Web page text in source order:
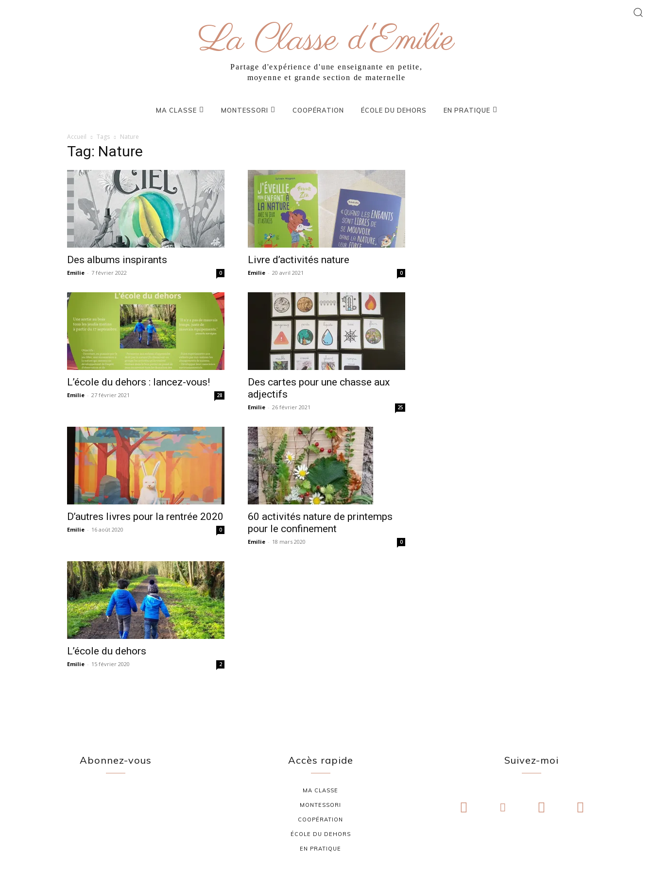
La Classe d'Emilie
Partage d'expérience d'une enseignante en petite,
moyenne et grande section de maternelle
MA CLASSE MONTESSORI COOPÉRATION ÉCOLE DU DEHORS EN PRATIQUE
Accueil Tags Nature
Tag: Nature
Des albums inspirants
Emilie - 7 février 2022 0
Livre d’activités nature
Emilie - 20 avril 2021 0
L’école du dehors : lancez-vous!
Emilie - 27 février 2021 28
Des cartes pour une chasse aux
adjectifs
Emilie - 26 février 2021 25
D’autres livres pour la rentrée 2020
Emilie - 16 août 2020 0
60 activités nature de printemps
pour le confinement
Emilie - 18 mars 2020 0
L’école du dehors
Emilie - 15 février 2020 2
Abonnez-vous Accès rapide
MA CLASSE
MONTESSORI
COOPÉRATION
ÉCOLE DU DEHORS
EN PRATIQUE
Suivez-moi